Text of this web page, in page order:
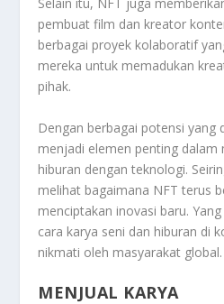
pembuat film dan kreator
berbagai proyek kolaboratif
mereka untuk memadukan
pihak.
Dengan berbagai potensi yang
menjadi elemen penting dalam
hiburan dengan teknologi.
melihat bagaimana NFT terus
menciptakan inovasi baru.
cara karya seni dan hiburan di
nikmati oleh masyarakat global.
MENJUAL KARYA